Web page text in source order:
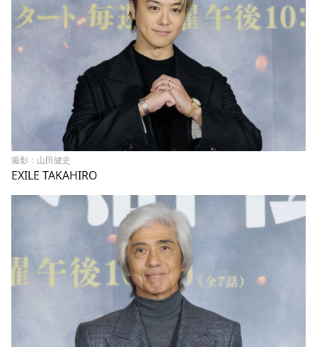
撮影：山田健史
EXILE TAKAHIRO